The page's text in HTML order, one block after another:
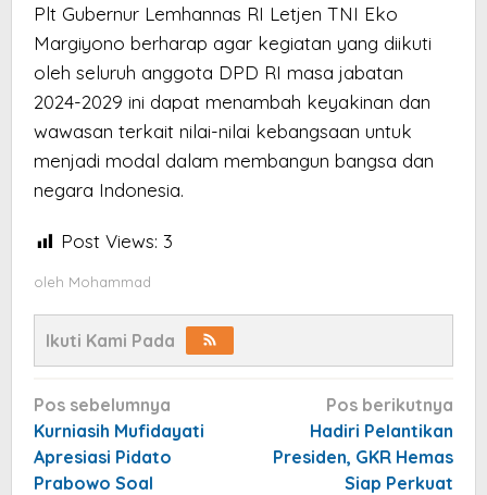
Plt Gubernur Lemhannas RI Letjen TNI Eko
Margiyono berharap agar kegiatan yang diikuti
oleh seluruh anggota DPD RI masa jabatan
2024-2029 ini dapat menambah keyakinan dan
wawasan terkait nilai-nilai kebangsaan untuk
menjadi modal dalam membangun bangsa dan
negara Indonesia.
Post Views: 3
oleh Mohammad
Ikuti Kami Pada
Navigasi
pos
Pos sebelumnya
Kurniasih Mufidayati
Apresiasi Pidato
Prabowo Soal
Pos berikutnya
Hadiri Pelantikan
Presiden, GKR Hemas
Siap Perkuat